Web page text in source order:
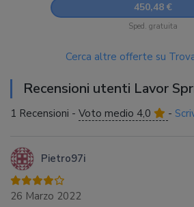
450,48 €
Sped. gratuita
Cerca altre offerte su
Recensioni utenti Lavor
1 Recensioni - Voto medio 4,0 -
Pietro97i
26 Marzo 2022